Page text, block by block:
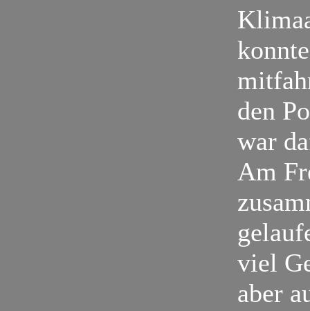
den
war
Am
viel
aber